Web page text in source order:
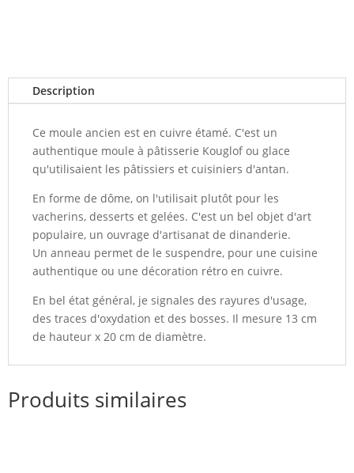
Description
Ce moule ancien est en cuivre étamé. C'est un
authentique moule à pâtisserie Kouglof ou glace
qu'utilisaient les pâtissiers et cuisiniers d'antan.
En forme de dôme, on l'utilisait plutôt pour les
vacherins, desserts et gelées. C'est un bel objet d'art
populaire, un ouvrage d'artisanat de dinanderie.
Un anneau permet de le suspendre, pour une cuisine
authentique ou une décoration rétro en cuivre.
En bel état général, je signales des rayures d'usage,
des traces d'oxydation et des bosses. Il mesure 13 cm
de hauteur x 20 cm de diamètre.
Produits similaires